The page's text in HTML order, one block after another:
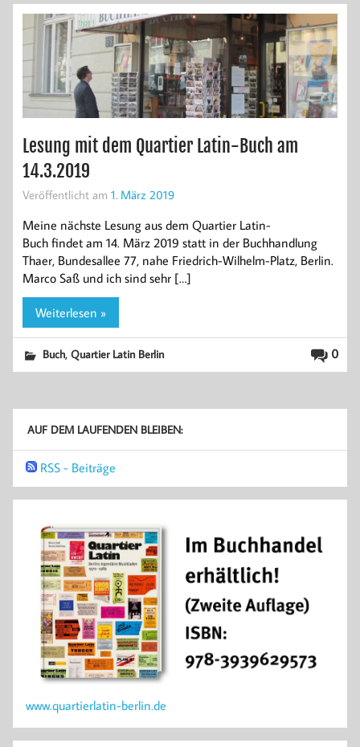
Lesung mit dem Quartier Latin-Buch am
14.3.2019
Veröffentlicht am 1. März 2019
Meine nächste Lesung aus dem Quartier Latin-
Buch findet am 14. März 2019 statt in der Buchhandlung
Thaer, Bundesallee 77, nahe Friedrich-Wilhelm-Platz, Berlin.
Marco Saß und ich sind sehr […]
Weiterlesen »
0
Buch,Quartier Latin Berlin
AUF DEM LAUFENDEN BLEIBEN:
RSS - Beiträge
www.quartierlatin-berlin.de